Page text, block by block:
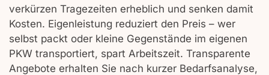
verkürzen Tragezeiten erheblich und senken damit
Kosten. Eigenleistung reduziert den Preis – wer
selbst packt oder kleine Gegenstände im eigenen
PKW transportiert, spart Arbeitszeit. Transparente
Angebote erhalten Sie nach kurzer Bedarfsanalyse,